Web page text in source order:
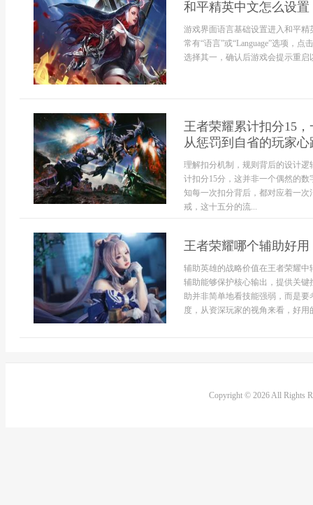
和平精英中文怎么设
游戏界面语言基础设置进入和平
常有“语言”或“Language”选项，
选择其一，确认后游戏会提示重
王者荣耀累计扣分15
从惩罚到自省的玩家心
理解扣分机制，规则背后的设计
计扣分15分，这并非一个偶然的
知每一次扣分背后，都对应着一
戒，这十五分的流...
王者荣耀哪个辅助好
辅助英雄的战略价值在王者荣耀
辅助能够保护核心输出，提供关
助并非简单地看技能强弱，而是
度，从资深玩家的视角来看，好用
Copyright © 2026 All Rights